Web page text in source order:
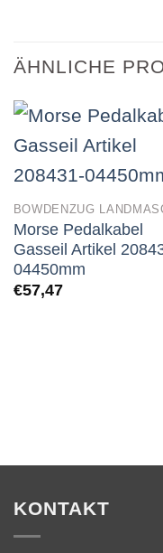
ÄHNLICHE
Morse Pedalkabel
Gasseil Artikel
04450mm
€57,47
KONTAKT